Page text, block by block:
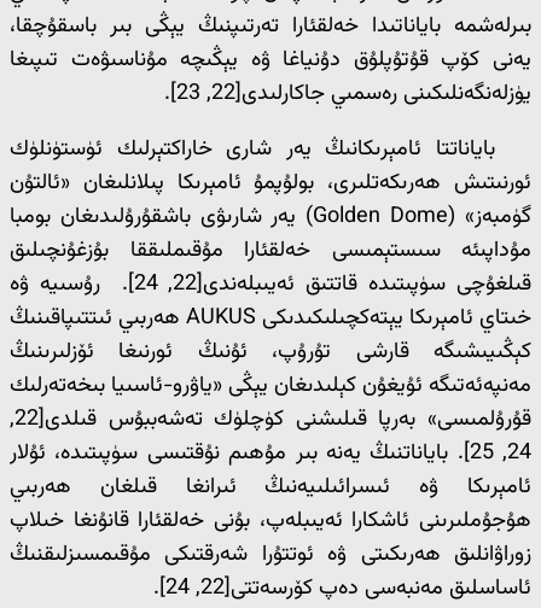
بىرلەشمە باياناتىدا خەلقئارا تەرتىپنىڭ يېڭى بىر باسقۇچقا،
يەنى كۆپ قۇتۇپلۇق دۇنياغا ۋە يېڭىچە مۇناسىۋەت تىپىغا
يۈزلەنگەنلىكىنى رەسمىي جاكارلىدى[22, 23].
باياناتتا ئامېرىكانىڭ يەر شارى خاراكتېرلىك ئۈستۈنلۈك
ئورنىتىش ھەرىكەتلىرى، بولۇپمۇ ئامېرىكا پىلانلىغان «ئالتۇن
گۈمبەز» (Golden Dome) يەر شارىۋى باشقۇرۇلىدىغان بومبا
مۇداپىئە سىستېمىسى خەلقئارا مۇقىملىققا بۇزغۇنچىلىق
قىلغۇچى سۈپىتىدە قاتتىق ئەيىبلەندى[22, 24]. رۇسىيە ۋە
خىتاي ئامېرىكا يېتەكچىلىكىدىكى AUKUS ھەربىي ئىتتىپاقىنىڭ
كېڭىيىشىگە قارشى تۇرۇپ، ئۇنىڭ ئورنىغا ئۆزلىرىنىڭ
مەنپەئەتىگە ئۇيغۇن كېلىدىغان يېڭى «ياۋرو-ئاسىيا بىخەتەرلىك
قۇرۇلمىسى» بەرپا قىلىشنى كۈچلۈك تەشەببۇس قىلدى[22,
24, 25]. باياناتنىڭ يەنە بىر مۇھىم نۇقتىسى سۈپىتىدە، ئۇلار
ئامېرىكا ۋە ئىسرائىلىيەنىڭ ئىرانغا قىلغان ھەربىي
ھۇجۇملىرىنى ئاشكارا ئەيىبلەپ، بۇنى خەلقئارا قانۇنغا خىلاپ
زوراۋانلىق ھەرىكىتى ۋە ئوتتۇرا شەرقتىكى مۇقىمسىزلىقنىڭ
ئاساسلىق مەنبەسى دەپ كۆرسەتتى[22, 24].